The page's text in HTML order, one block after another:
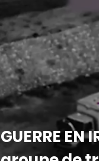
GUERRE EN